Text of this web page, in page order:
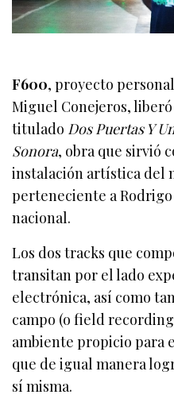
F600, proyecto
Miguel Conejeros,
titulado Dos Puertas Y
Sonora, obra que sirvió
instalación artística del
perteneciente a
nacional.
Los dos tracks que
transitan por el lado
electrónica, así como
campo (o field
ambiente propicio para
que de igual manera
sí misma.